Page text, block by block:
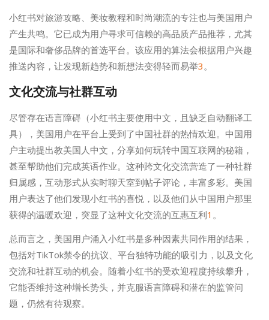
小红书对旅游攻略、美妆教程和时尚潮流的专注也与美国用户
产生共鸣。它已成为用户寻求可信赖的高品质产品推荐，尤其
是国际和奢侈品牌的首选平台。该应用的算法会根据用户兴趣
推送内容，让发现新趋势和新想法变得轻而易举3 。
文化交流与社群互动
尽管存在语言障碍（小红书主要使用中文，且缺乏自动翻译工
具），美国用户在平台上受到了中国社群的热情欢迎。中国用
户主动提出教美国人中文，分享如何玩转中国互联网的秘籍，
甚至帮助他们完成英语作业。这种跨文化交流营造了一种社群
归属感，互动形式从实时聊天室到帖子评论，丰富多彩。美国
用户表达了他们发现小红书的喜悦，以及他们从中国用户那里
获得的温暖欢迎，突显了这种文化交流的互惠互利1 。
总而言之，美国用户涌入小红书是多种因素共同作用的结果，
包括对TikTok禁令的抗议、平台独特功能的吸引力，以及文化
交流和社群互动的机会。随着小红书的受欢迎程度持续攀升，
它能否维持这种增长势头，并克服语言障碍和潜在的监管问
题，仍然有待观察。